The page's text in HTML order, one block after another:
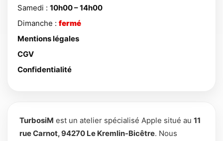
Samedi : 10h00 – 14h00
Dimanche : fermé
Mentions légales
CGV
Confidentialité
TurbosiM est un atelier spécialisé Apple situé au 11
rue Carnot, 94270 Le Kremlin-Bicêtre. Nous